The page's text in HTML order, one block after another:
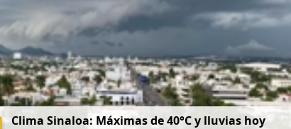
Clima Sinaloa: Máximas de 40°C y lluvias hoy